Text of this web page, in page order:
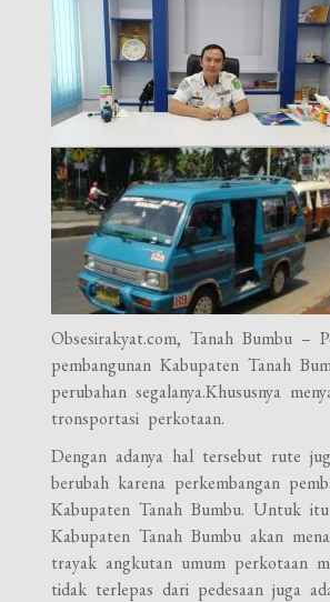
Obsesirakyat.com, Tanah Bumbu –
pembangunan Kabupaten Tanah
perubahan segalanya.Khususnya
tronsportasi perkotaan.
Dengan adanya hal tersebut rute
berubah karena perkembangan
Kabupaten Tanah Bumbu. Untuk
Kabupaten Tanah Bumbu akan
trayak angkutan umum perkotaan
tidak terlepas dari pedesaan juga